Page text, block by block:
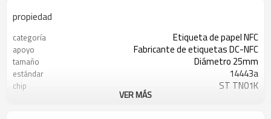
propiedad
categoría Etiqueta de papel NFC
apoyo Fabricante de etiquetas DC-NFC
tamaño Diámetro 25mm
estándar 14443a
chip ST TN01K
VER MÁS